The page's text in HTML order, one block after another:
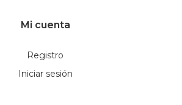
Mi cuenta
Registro
Iniciar sesión